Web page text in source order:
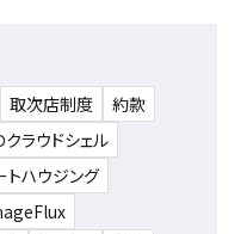
取次店制度
約款
クラウドシェル
トハウジング